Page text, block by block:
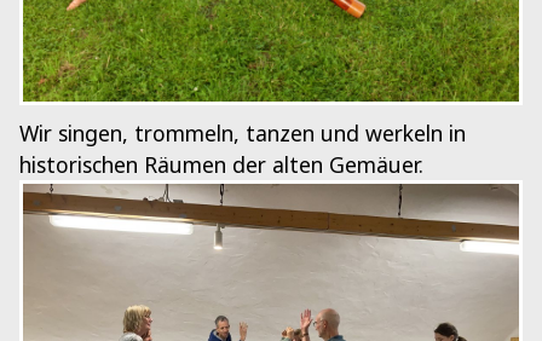
Wir singen, trommeln, tanzen und werkeln in
historischen Räumen der alten Gemäuer.